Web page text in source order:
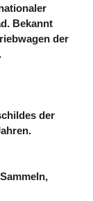
Bekannt
der
der